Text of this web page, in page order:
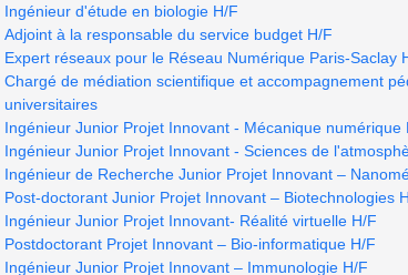
Ingénieur d'étude en biologie H/F
Adjoint à la responsable du service budget H/F
Expert réseaux pour le Réseau Numérique Paris-Saclay
Chargé de médiation scientifique et accompagnement
universitaires
Ingénieur Junior Projet Innovant - Mécanique numérique
Ingénieur Junior Projet Innovant - Sciences de
Ingénieur de Recherche Junior Projet Innovant –
Post-doctorant Junior Projet Innovant – Biotechnologies
Ingénieur Junior Projet Innovant- Réalité virtuelle H/F
Postdoctorant Projet Innovant – Bio-informatique H/F
Ingénieur Junior Projet Innovant – Immunologie H/F